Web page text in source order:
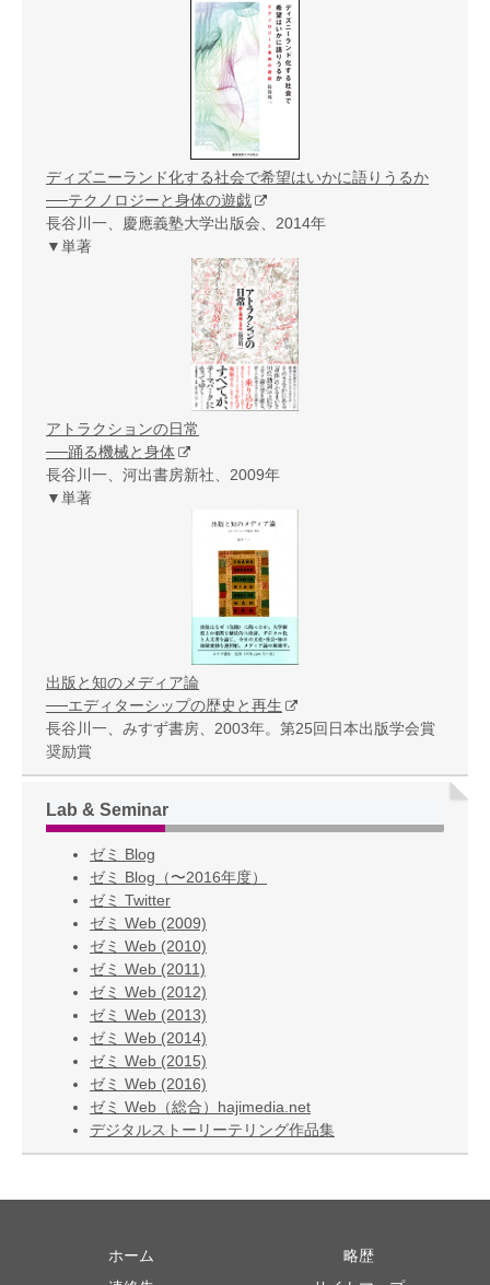
ディズニーランド化する社会で希望はいかに語りうるか
──テクノロジーと身体の遊戯
長谷川一、慶應義塾大学出版会、2014年
▼単著
アトラクションの日常
──踊る機械と身体
長谷川一、河出書房新社、2009年
▼単著
出版と知のメディア論
──エディターシップの歴史と再生
長谷川一、みすず書房、2003年。第25回日本出版学会賞
奨励賞
Lab & Seminar
ゼミ Blog
ゼミ Blog（〜2016年度）
ゼミ Twitter
ゼミ Web (2009)
ゼミ Web (2010)
ゼミ Web (2011)
ゼミ Web (2012)
ゼミ Web (2013)
ゼミ Web (2014)
ゼミ Web (2015)
ゼミ Web (2016)
ゼミ Web（総合）hajimedia.net
デジタルストーリーテリング作品集
ホーム
略歴